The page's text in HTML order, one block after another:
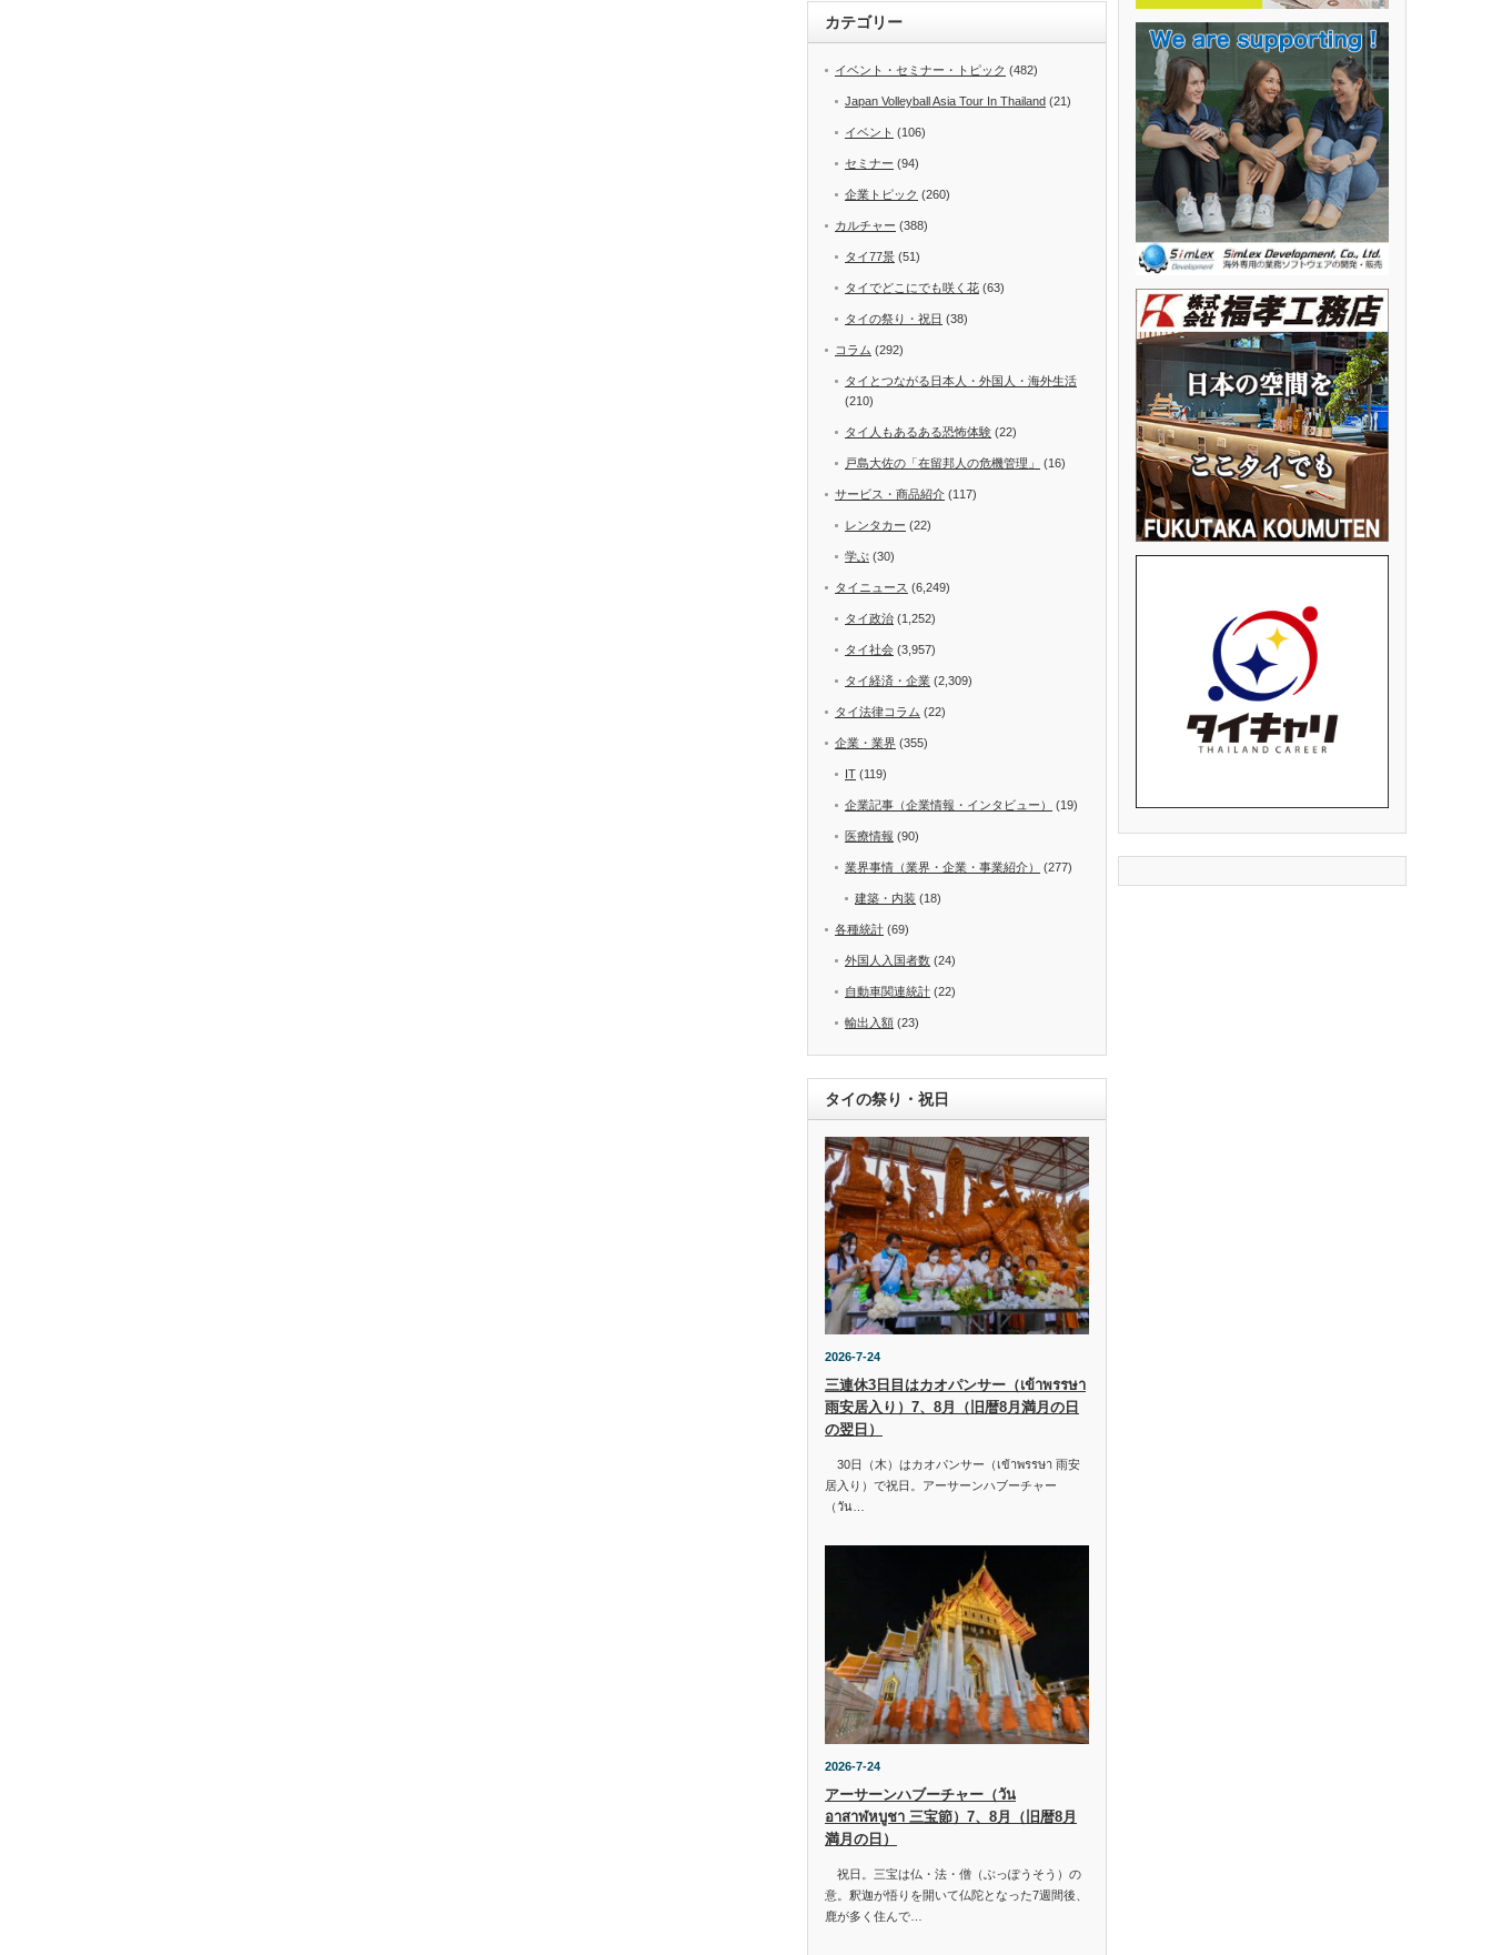
カテゴリー
イベント・セミナー・トピック (482)
Japan Volleyball Asia Tour In Thailand (21)
イベント (106)
セミナー (94)
企業トピック (260)
カルチャー (388)
タイ77景 (51)
タイでどこにでも咲く花 (63)
タイの祭り・祝日 (38)
コラム (292)
タイとつながる日本人・外国人・海外生活
(210)
タイ人もあるある恐怖体験 (22)
戸島大佐の「在留邦人の危機管理」 (16)
サービス・商品紹介 (117)
レンタカー (22)
学ぶ (30)
タイニュース (6,249)
タイ政治 (1,252)
タイ社会 (3,957)
タイ経済・企業 (2,309)
タイ法律コラム (22)
企業・業界 (355)
IT (119)
企業記事（企業情報・インタビュー） (19)
医療情報 (90)
業界事情（業界・企業・事業紹介） (277)
建築・内装 (18)
各種統計 (69)
外国人入国者数 (24)
自動車関連統計 (22)
輸出入額 (23)
タイの祭り・祝日
2026-7-24
三連休3日目はカオパンサー（เข้าพรรษา
雨安居入り）7、8月（旧暦8月満月の日
の翌日）
30日（木）はカオパンサー（เข้าพรรษา 雨安
居入り）で祝日。アーサーンハブーチャー
（วัน…
2026-7-24
アーサーンハブーチャー（วัน
อาสาฬหบูชา 三宝節）7、8月（旧暦8月
満月の日）
祝日。三宝は仏・法・僧（ぶっぽうそう）の
意。釈迦が悟りを開いて仏陀となった7週間後、
鹿が多く住んで…